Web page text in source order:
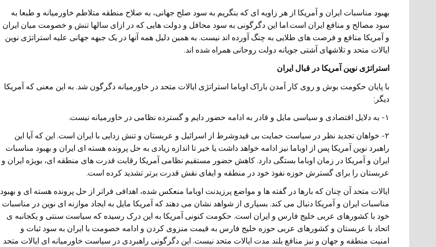
بهبود مناسبات ايران و آمريکا از هر زاويه ای که بنگريم به سود صلح جهانی، به صلاح منطقه متلاطم خاورميانه و طبعا به
سود مصالح و منافع ايران است.اما اين دگرگونی به سود محافل و دولت هايی که در ازای سالها تنش و خصومت ميان ايران
و آمريکا منافع و فرصت های طلايی به چنگ آورده اند نيست. به همين دليل همه آنها در يک جبهه جهانی عليه استراتژی نوين
ايالات متحد و تلاشهای آشتی جويانه دولت روحانی همراه شده اند.
استراتژی نوين آمريکا در قبال ايران
با پايان حکومت بوش و روی کار آمدن باراک اوباما استراتژی ايالات متحد در خاورميانه دگرگون شد. به اين معنی که آمريکا
ديگر:
۱- به دلايل اقتصادی و سياسی مايل و قادر به ادامه حضور دايم و گسترده نظامی در خاورميانه نيست.
۲- خواهان تجديد نظر در سياست حمايت بی قيدوشرط از اسرائيل و عربستان و تنش زدايی با ايران است. اين که آيا اين
راهبرد نوين آمريکا پس از اوباما نيز ادامه خواهد داشت يا خير تا اندازه زيادی به حل پرونده هسته ای ايران و بهبود مناسبات
ايران و آمريکا در زمان اوباما بستگی دارد. کاهش حضور مستقيم نظامی آمريکا رقابت قدرت های منطقه ای، بويژه ايران و
عربستان را برای گسترش حوزه نفوذ خود در منطقه و ايفای نقش قدرت برتر تشديد کرده است.
ايالات متحد آن چنان که بارها در گفته ها و مواضع پرزيدنت اوباما منعکس شده، اهدافی فراتر از حل پرونده هسته ای و بهبود
مناسبات ايران و آمريکا دنبال می کند. بسياری از شواهد نشان می دهند که آمريکا مايل به ايجاد موازنه ای نوين در مناسبات
خود با کشورهای عربی خليج فارس و ايران است. حکومت کنونی آمريکا به اين درک رسيده که سياست سنتی و يکجانبه ی
اتحاد با عربستان و کشورهای عربی حوزه خليج فارس به قيمت منزوی کردن و ادامه خصومت با ايران به سود ثبات و
امنيت منطقه و جهان و نيز منافع بلند مدت ايالات متحد نيست. اين دگرگونی راهبردی در سياست خاورميانه ای ايالات متحد